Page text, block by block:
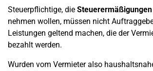
Steuerpflichtige, die
nehmen wollen, müssen nicht
Leistungen geltend machen, die der
bezahlt werden.
Wurden vom Vermieter also